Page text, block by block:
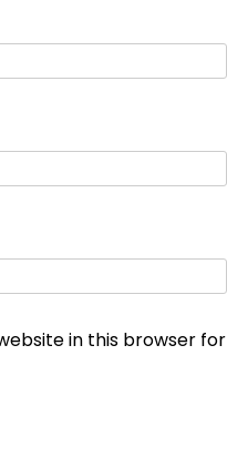
in this browser for